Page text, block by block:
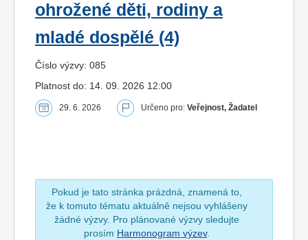
ohrožené děti, rodiny a
mladé dospělé (4)
Číslo výzvy: 085
Platnost do: 14. 09. 2026 12:00
29. 6. 2026 Určeno pro: Veřejnost, Žadatel
Pokud je tato stránka prázdná, znamená to,
že k tomuto tématu aktuálně nejsou vyhlášeny
žádné výzvy. Pro plánované výzvy sledujte
prosím Harmonogram výzev.